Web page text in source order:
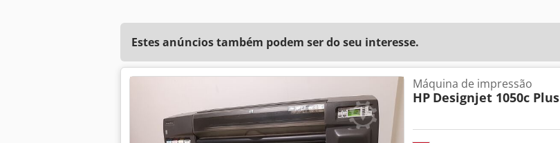
Estes anúncios também podem ser do seu interesse.
Máquina de impressão
HP Designjet 1050c Plus